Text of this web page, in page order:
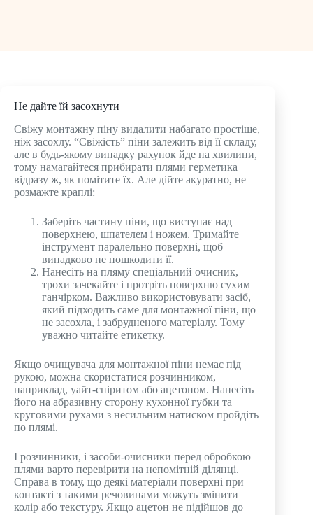
Не дайте їй засохнути
Свіжу монтажну піну видалити набагато простіше,
ніж засохлу. “Свіжість” піни залежить від її складу,
але в будь-якому випадку рахунок йде на хвилини,
тому намагайтеся прибирати плями герметика
відразу ж, як помітите їх. Але дійте акуратно, не
розмажте краплі:
Заберіть частину піни, що виступає над
поверхнею, шпателем і ножем. Тримайте
інструмент паралельно поверхні, щоб
випадково не пошкодити її.
Нанесіть на пляму спеціальний очисник,
трохи зачекайте і протріть поверхню сухим
ганчірком. Важливо використовувати засіб,
який підходить саме для монтажної піни, що
не засохла, і забрудненого матеріалу. Тому
уважно читайте етикетку.
Якщо очищувача для монтажної піни немає під
рукою, можна скористатися розчинником,
наприклад, уайт-спіритом або ацетоном. Нанесіть
його на абразивну сторону кухонної губки та
круговими рухами з несильним натиском пройдіть
по плямі.
І розчинники, і засоби-очисники перед обробкою
плями варто перевірити на непомітній ділянці.
Справа в тому, що деякі матеріали поверхні при
контакті з такими речовинами можуть змінити
колір або текстуру. Якщо ацетон не підійшов до